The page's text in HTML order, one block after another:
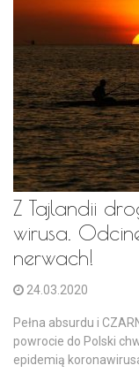
Z Tajlandii
wirusa.
nerwach!
24.03.2020
Pełna absurdu i
powrocie do Polski
epidemią